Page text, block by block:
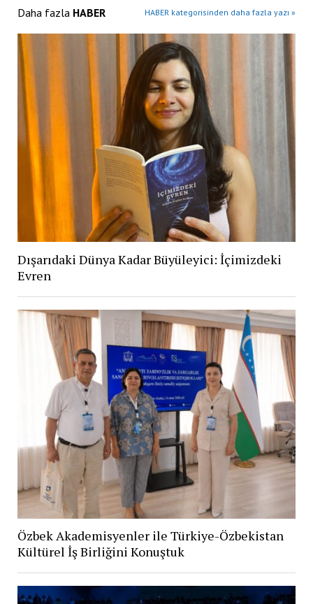
Daha fazla HABER HABER kategorisinden daha fazla yazı »
Dışarıdaki Dünya Kadar Büyüleyici: İçimizdeki
Evren
Özbek Akademisyenler ile Türkiye-Özbekistan
Kültürel İş Birliğini Konuştuk